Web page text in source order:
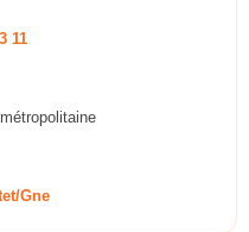
11
Gne